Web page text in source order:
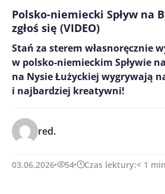
Polsko-niemiecki Spływ na
zgłoś się (VIDEO)
Stań za sterem własnoręcznie
w polsko-niemieckim Spływie
na Nysie Łużyckiej wygrywają
i najbardziej kreatywni!
red.
03.06.2026 54 Czas lektury:< 1 min